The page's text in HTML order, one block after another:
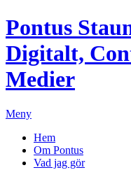
Pontus
Digitalt,
Medier
Meny
Hem
Om Pontus
Vad jag gör